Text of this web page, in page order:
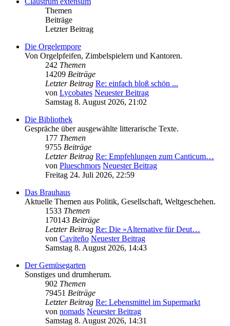
Themen
Beiträge
Letzter Beitrag
Die Orgelempore
Von Orgelpfeifen, Zimbelspielern und Kantoren.
242 Themen
14209 Beiträge
Letzter Beitrag Re: einfach bloß schön ...
von Lycobates Neuester Beitrag
Samstag 8. August 2026, 21:02
Die Bibliothek
Gespräche über ausgewählte litterarische Texte.
177 Themen
9755 Beiträge
Letzter Beitrag Re: Empfehlungen zum Canticum…
von Plueschmors Neuester Beitrag
Freitag 24. Juli 2026, 22:59
Das Brauhaus
Aktuelle Themen aus Politik, Gesellschaft, Weltgeschehen.
1533 Themen
170143 Beiträge
Letzter Beitrag Re: Die »Alternative für Deut…
von Caviteño Neuester Beitrag
Samstag 8. August 2026, 14:43
Der Gemüsegarten
Sonstiges und drumherum.
902 Themen
79451 Beiträge
Letzter Beitrag Re: Lebensmittel im Supermarkt
von nomads Neuester Beitrag
Samstag 8. August 2026, 14:31